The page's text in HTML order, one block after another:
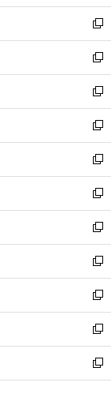
ウ
で
開
く
ン
ド
ウ
で
開
く
新
し
い
ウ
ィ
ン
ド
ウ
で
開
く
新
し
い
ウ
ィ
ン
ド
ウ
で
開
く
新
し
い
ウ
ィ
ン
ド
ウ
で
開
く
新
し
い
ウ
ィ
ン
ド
ウ
で
開
く
新
し
い
ウ
ィ
ン
ド
ウ
で
開
く
新
し
い
ウ
ィ
ン
ド
ウ
で
開
く
新
し
い
ウ
ィ
ン
ド
ウ
で
開
新
し
い
ウ
ィ
ン
ド
ウ
新
し
い
ウ
ィ
ン
新
し
い
ウ
新
し